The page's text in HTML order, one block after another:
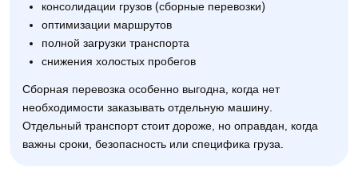
консолидации грузов (сборные перевозки)
оптимизации маршрутов
полной загрузки транспорта
снижения холостых пробегов
Сборная перевозка особенно выгодна, когда нет
необходимости заказывать отдельную машину.
Отдельный транспорт стоит дороже, но оправдан, когда
важны сроки, безопасность или специфика груза.